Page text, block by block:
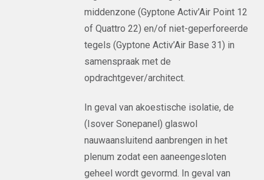
middenzone (Gyptone Activ’Air Point 12
of Quattro 22) en/of niet-geperforeerde
tegels (Gyptone Activ’Air Base 31) in
samenspraak met de
opdrachtgever/architect.
In geval van akoestische isolatie, de
(Isover Sonepanel) glaswol
nauwaansluitend aanbrengen in het
plenum zodat een aaneengesloten
geheel wordt gevormd. In geval van